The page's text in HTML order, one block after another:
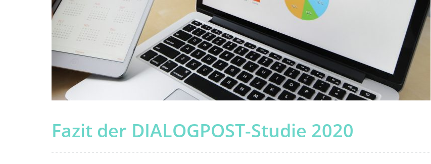
Fazit der DIALOGPOST-Studie 2020